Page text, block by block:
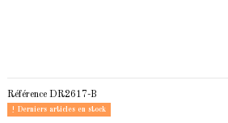
Référence DR2617-B
Derniers articles en stock